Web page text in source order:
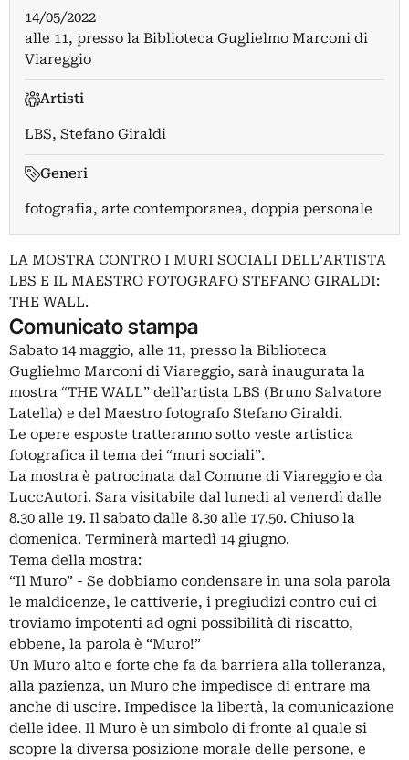
14/05/2022
alle 11, presso la Biblioteca Guglielmo Marconi di
Viareggio
Artisti
LBS, Stefano Giraldi
Generi
fotografia, arte contemporanea, doppia personale
LA MOSTRA CONTRO I MURI SOCIALI DELL’ARTISTA
LBS E IL MAESTRO FOTOGRAFO STEFANO GIRALDI:
THE WALL.
Comunicato stampa
Sabato 14 maggio, alle 11, presso la Biblioteca
Guglielmo Marconi di Viareggio, sarà inaugurata la
mostra “THE WALL” dell’artista LBS (Bruno Salvatore
Latella) e del Maestro fotografo Stefano Giraldi.
Le opere esposte tratteranno sotto veste artistica
fotografica il tema dei “muri sociali”.
La mostra è patrocinata dal Comune di Viareggio e da
LuccAutori. Sara visitabile dal lunedi al venerdì dalle
8.30 alle 19. Il sabato dalle 8.30 alle 17.50. Chiuso la
domenica. Terminerà martedì 14 giugno.
Tema della mostra:
“Il Muro” - Se dobbiamo condensare in una sola parola
le maldicenze, le cattiverie, i pregiudizi contro cui ci
troviamo impotenti ad ogni possibilità di riscatto,
ebbene, la parola è “Muro!”
Un Muro alto e forte che fa da barriera alla tolleranza,
alla pazienza, un Muro che impedisce di entrare ma
anche di uscire. Impedisce la libertà, la comunicazione
delle idee. Il Muro è un simbolo di fronte al quale si
scopre la diversa posizione morale delle persone, e